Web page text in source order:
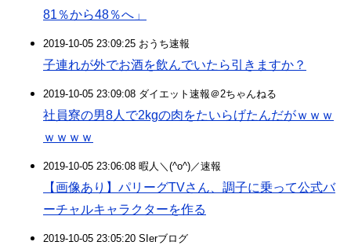
81％から48％へ」
2019-10-05 23:09:25 おうち速報
子連れが外でお酒を飲んでいたら引きますか？
2019-10-05 23:09:08 ダイエット速報＠2ちゃんねる
社員寮の男8人で2kgの肉をたいらげたんだがｗｗｗ
ｗｗｗｗ
2019-10-05 23:06:08 暇人＼(^o^)／速報
【画像あり】パリーグTVさん、調子に乗って公式バ
ーチャルキャラクターを作る
2019-10-05 23:05:20 SIerブログ